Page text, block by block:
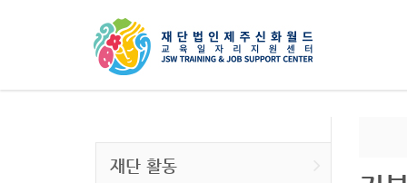
재단 활동